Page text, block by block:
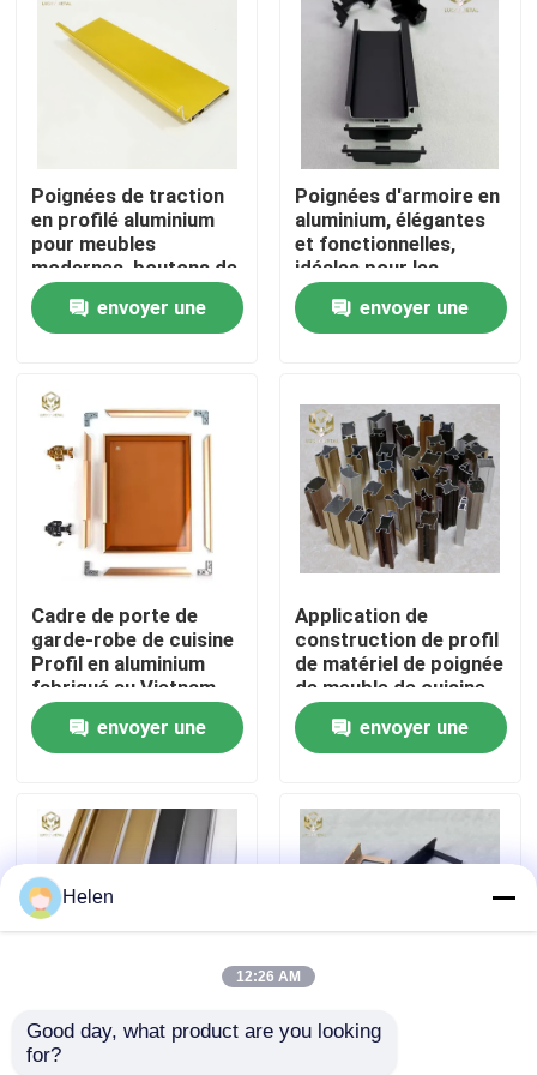
Produits
A propos de nous
Visite d'usine
Contrôle de la qualité
Contact
nouvelles
Tous les cas
Demande de soumission
profils en aluminium pour des fenêtres et des portes
Poignées de traction
en profilé aluminium
pour meubles
modernes, boutons de
porte d'armoire de
cuisine envoyer une
Poignées d'armoire en
aluminium, élégantes
et fonctionnelles,
idéales pour les
armoires de cuisine,
les tiroirs et les
meubles.
envoyer une
Cadre de porte de
garde-robe de cuisine
Profil en aluminium
fabriqué au Vietnam
envoyer une
Application de
construction de profil
de matériel de poignée
de meuble de cuisine
envoyer une
Poignée en profil G en
alliage d'aluminium
Range à vin en alliage
Helen
12:26 AM
Good day, what product are you looking
for?